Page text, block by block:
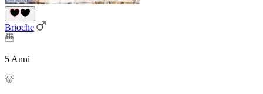
Brioche
5 Anni